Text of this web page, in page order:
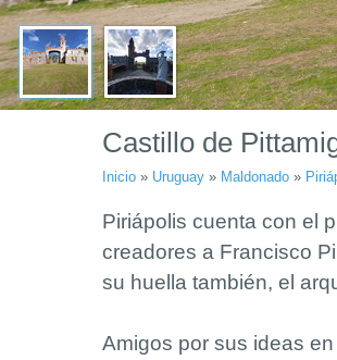
Castillo de
Inicio » Uruguay » Maldonado »
Piriápolis cuenta con el
creadores a Francisco
su huella también, el
Amigos por sus ideas